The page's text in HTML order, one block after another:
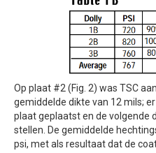
Op plaat #2 (Fig. 2) was TSC
gemiddelde dikte van 12 mils;
plaat geplaatst en de volgende
stellen. De gemiddelde
psi, met als resultaat dat de